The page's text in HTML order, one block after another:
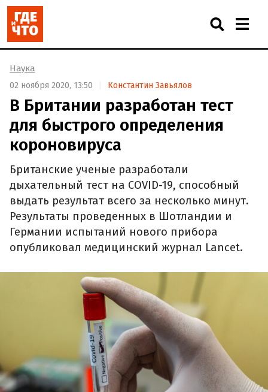
Наука
02 ноября 2020, 13:50 Константин Завьялов
В Британии разработан тест
для быстрого определения
короновируса
Британские ученые разработали
дыхательный тест на COVID-19, способный
выдать результат всего за несколько минут.
Результаты проведенных в Шотландии и
Германии испытаний нового прибора
опубликовал медицинский журнал Lancet.